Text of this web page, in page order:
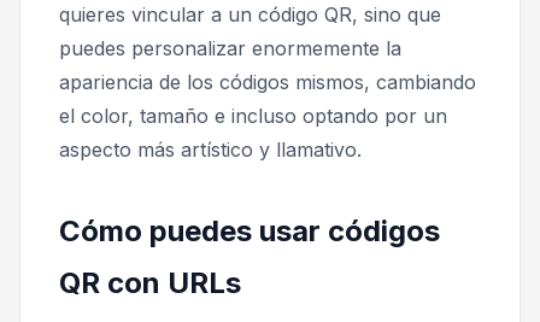
quieres vincular a un código QR, sino que
puedes personalizar enormemente la
apariencia de los códigos mismos, cambiando
el color, tamaño e incluso optando por un
aspecto más artístico y llamativo.
Cómo puedes usar códigos
QR con URLs